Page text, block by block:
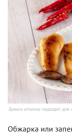
Эринги отлично подходят
Обжарка или